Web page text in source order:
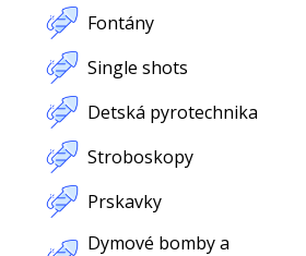
Fontány
Single shots
Detská pyrotechnika
Stroboskopy
Prskavky
Dymové bomby a